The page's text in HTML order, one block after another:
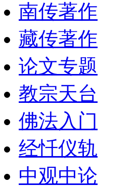
南传著作
藏传著作
论文专题
教宗天台
佛法入门
经忏仪轨
中观中论